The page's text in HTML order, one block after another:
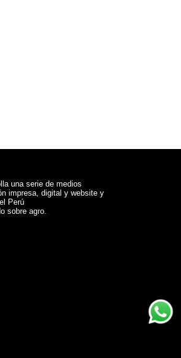
una serie de medios
impresa, digital y website y
Perú
sobre agro.